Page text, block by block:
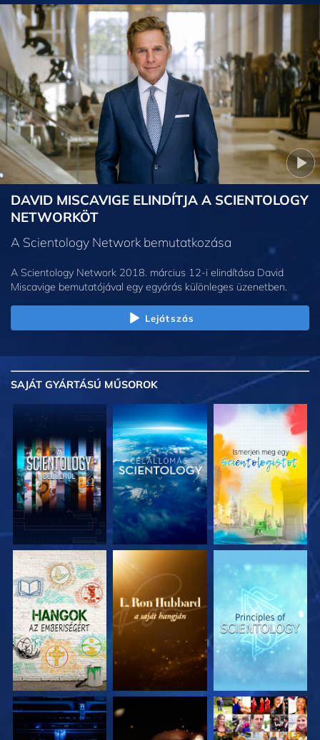
DAVID MISCAVIGE ELINDÍTJA A SCIENTOLOGY
NETWORKÖT
A Scientology Network bemutatkozása
A Scientology Network 2018. március 12-i elindítása David
Miscavige bemutatójával egy egyórás különleges üzenetben.
Lejátszás
SAJÁT GYÁRTÁSÚ MŰSOROK
A SOROZAT
RÉSZEI
A SOROZAT
RÉSZEI
A SOROZAT
RÉSZEI